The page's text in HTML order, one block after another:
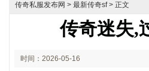
传奇私服发布网 > 最新传奇sf> 正文
传奇迷失,
时间：2026-05-16